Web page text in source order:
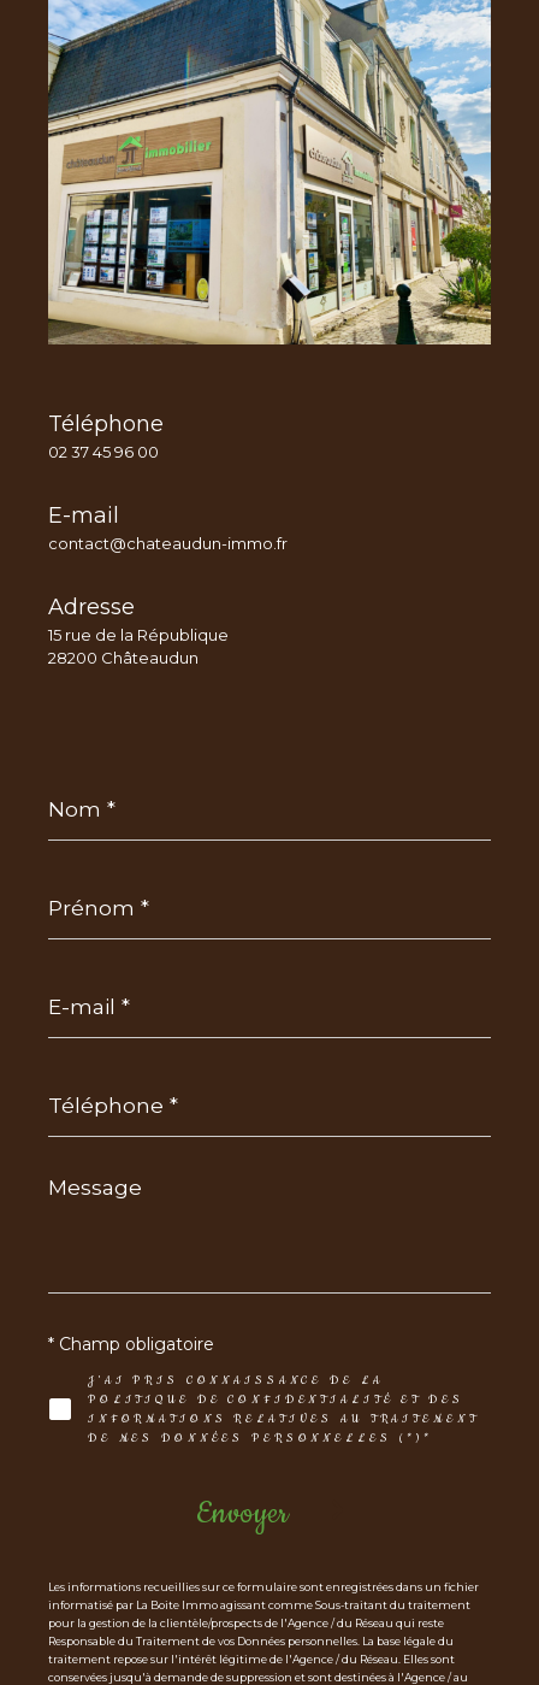
Téléphone
02 37 45 96 00
E-mail
contact@chateaudun-immo.fr
Adresse
15 rue de la République
28200 Châteaudun
mail
*
*
Message
*
J'AI PRIS CONNAISSANCE DE LA
POLITIQUE DE CONFIDENTIALITÉ ET DES
INFORMATIONS RELATIVES AU TRAITEMENT
DE MES DONNÉES PERSONNELLES (*)*
* Champ obligatoire
Envoyer
Les informations recueillies sur ce formulaire sont enregistrées dans un fichier
informatisé par La Boite Immo agissant comme Sous-traitant du traitement
pour la gestion de la clientèle/prospects de l'Agence / du Réseau qui reste
Responsable du Traitement de vos Données personnelles. La base légale du
traitement repose sur l'intérêt légitime de l'Agence / du Réseau. Elles sont
conservées jusqu'à demande de suppression et sont destinées à l'Agence / au